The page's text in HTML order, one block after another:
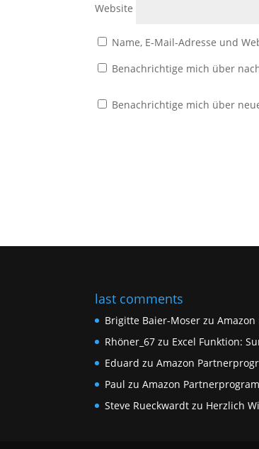
Website
Name, E-Mail-Adresse und
Benachrichtige mich über
Benachrichtige mich über
last comments
Brigitte Baier-Moser zu
Rhöner_67 zu Excel Funktion:
Eduard zuAmazon
Paul zuAmazon
Steve Rueckwardt zu Herzlich